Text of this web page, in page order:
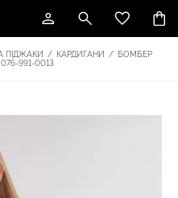
ПІДЖАКИ / КАРДИГАНИ / БОМБЕР
991-0013